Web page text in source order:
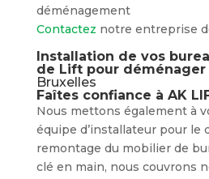
déménagement
Contactez notre entreprise
Installation de vos
de Lift pour déménager
Bruxelles
Faîtes confiance à AK
Nous mettons également à
équipe d’installateur pour le
remontage du mobilier de
clé en main, nous couvrons